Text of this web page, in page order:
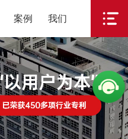
案例 我们